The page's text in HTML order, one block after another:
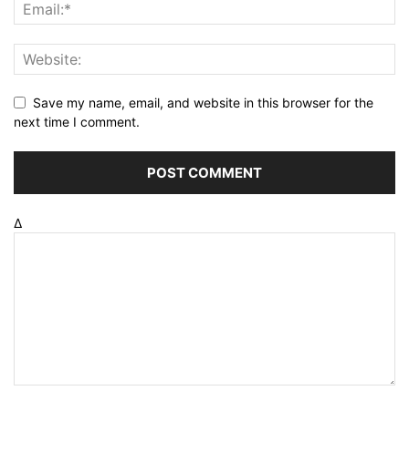
Save my name, email, and website in this browser for the
next time I comment.
Δ